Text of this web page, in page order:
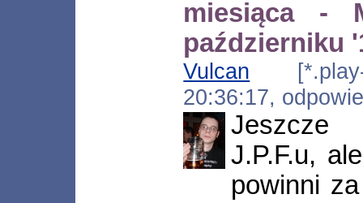
miesiąca -
październiku
Vulcan [*.play-
20:36:17,
Jeszcze
J.P.F.u,
powinni